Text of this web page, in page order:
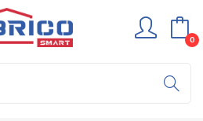
0